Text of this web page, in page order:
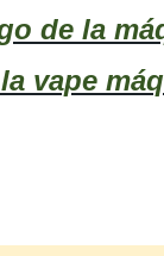
de la
vape